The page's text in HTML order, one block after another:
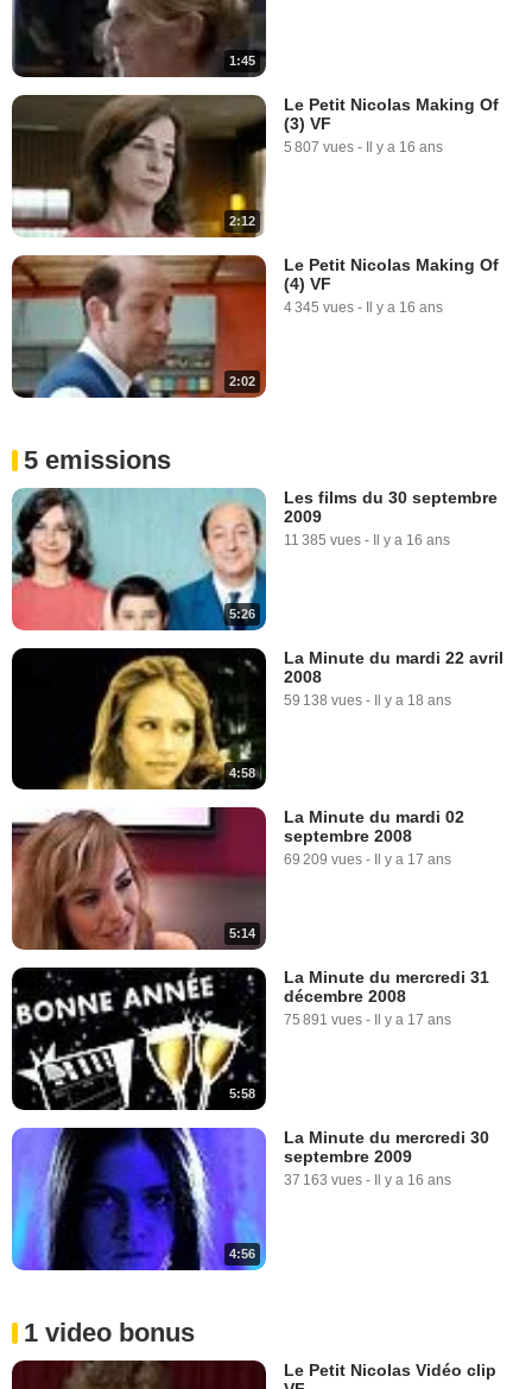
1:45
2:12
Le Petit Nicolas Making Of
(3) VF
5 807 vues - Il y a 16 ans
2:02
Le Petit Nicolas Making Of
(4) VF
4 345 vues - Il y a 16 ans
5 emissions
5:26
Les films du 30 septembre
2009
11 385 vues - Il y a 16 ans
4:58
La Minute du mardi 22 avril
2008
59 138 vues - Il y a 18 ans
5:14
La Minute du mardi 02
septembre 2008
69 209 vues - Il y a 17 ans
5:58
La Minute du mercredi 31
décembre 2008
75 891 vues - Il y a 17 ans
4:56
La Minute du mercredi 30
septembre 2009
37 163 vues - Il y a 16 ans
1 video bonus
Le Petit Nicolas Vidéo clip